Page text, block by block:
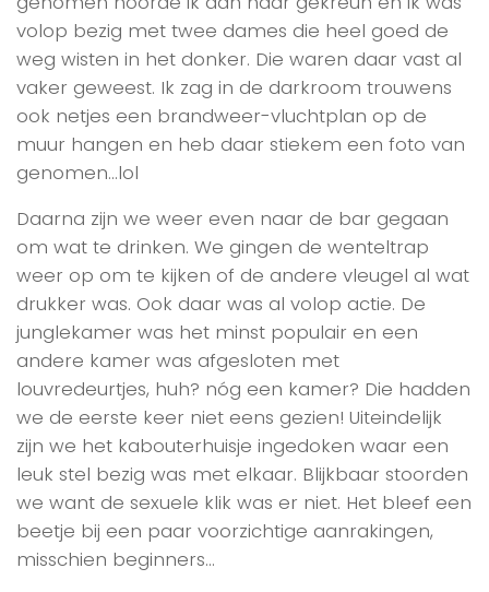
volop bezig met twee dames die heel goed de
weg wisten in het donker. Die waren daar vast al
vaker geweest. Ik zag in de darkroom trouwens
ook netjes een brandweer-vluchtplan op de
muur hangen en heb daar stiekem een foto van
genomen…lol
Daarna zijn we weer even naar de bar gegaan
om wat te drinken. We gingen de wenteltrap
weer op om te kijken of de andere vleugel al wat
drukker was. Ook daar was al volop actie. De
junglekamer was het minst populair en een
andere kamer was afgesloten met
louvredeurtjes, huh? nóg een kamer? Die hadden
we de eerste keer niet eens gezien! Uiteindelijk
zijn we het kabouterhuisje ingedoken waar een
leuk stel bezig was met elkaar. Blijkbaar stoorden
we want de sexuele klik was er niet. Het bleef een
beetje bij een paar voorzichtige aanrakingen,
misschien beginners…